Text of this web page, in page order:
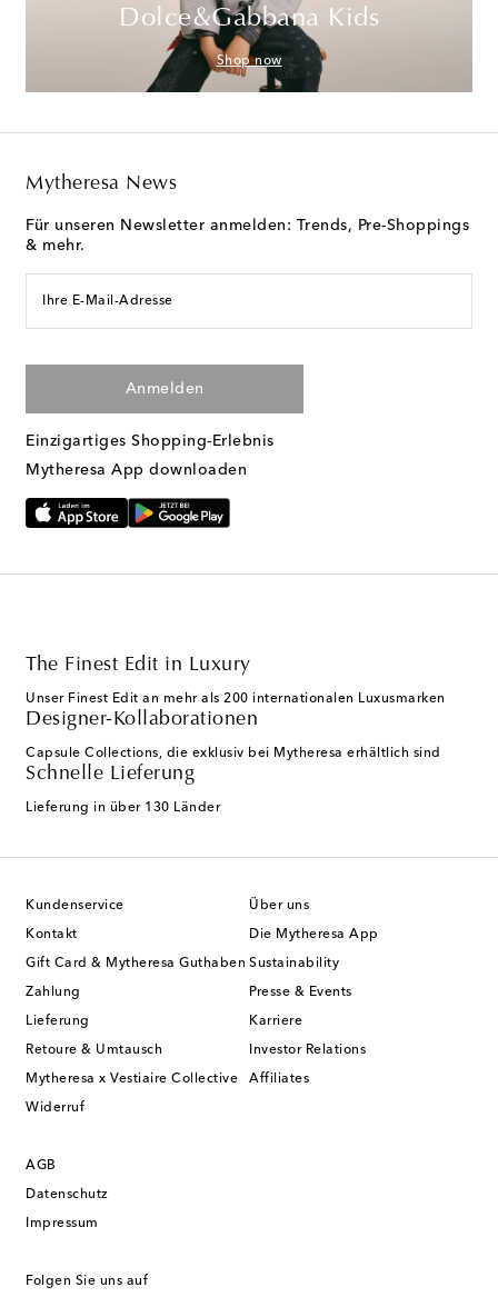
Dolce&Gabbana Kids
Shop now
Mytheresa News
Für unseren Newsletter anmelden: Trends, Pre-Shoppings
& mehr.
Ihre E-Mail-Adresse
Anmelden
Einzigartiges Shopping-Erlebnis
Mytheresa App downloaden
The Finest Edit in Luxury
Unser Finest Edit an mehr als 200 internationalen Luxusmarken
Designer-Kollaborationen
Capsule Collections, die exklusiv bei Mytheresa erhältlich sind
Schnelle Lieferung
Lieferung in über 130 Länder
Kundenservice
Kontakt
Gift Card & Mytheresa Guthaben
Zahlung
Lieferung
Retoure & Umtausch
Mytheresa x Vestiaire Collective
Widerruf
Über uns
Die Mytheresa App
Sustainability
Presse & Events
Karriere
Investor Relations
Affiliates
AGB
Datenschutz
Impressum
Folgen Sie uns auf